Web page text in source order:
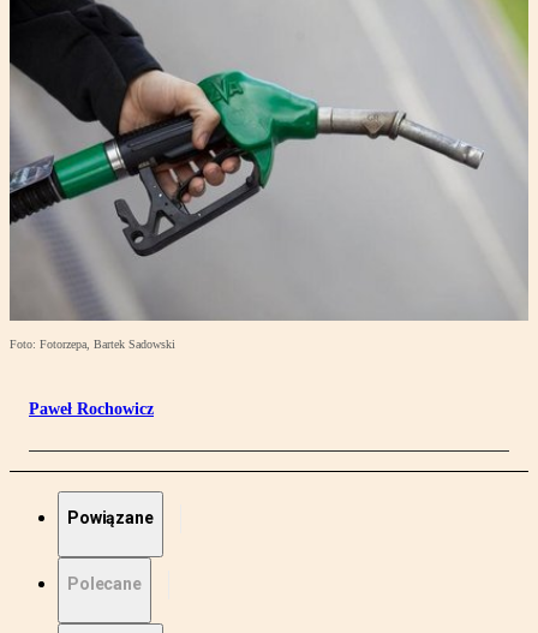
Foto: Fotorzepa, Bartek Sadowski
Paweł Rochowicz
Powiązane
Polecane